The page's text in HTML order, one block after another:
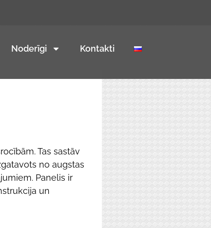
Noderīgi Kontakti
Tas sastāv
no augstas
Panelis ir
un